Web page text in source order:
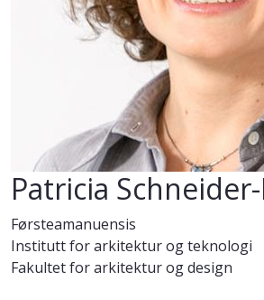
Patricia
Førsteamanuensis
Institutt for arkitektur og teknologi
Fakultet for arkitektur og design